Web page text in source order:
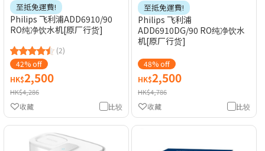
至抵免運費!
Philips 飞利浦ADD6910/90
RO纯净饮水机[原厂行货]
(2)
42% off
HK$2,500
HK$4,286
比较
收藏
至抵免運費!
Philips 飞利浦
ADD6910DG/90 RO纯净饮水
机[原厂行货]
48% off
HK$2,500
HK$4,786
比较
收藏